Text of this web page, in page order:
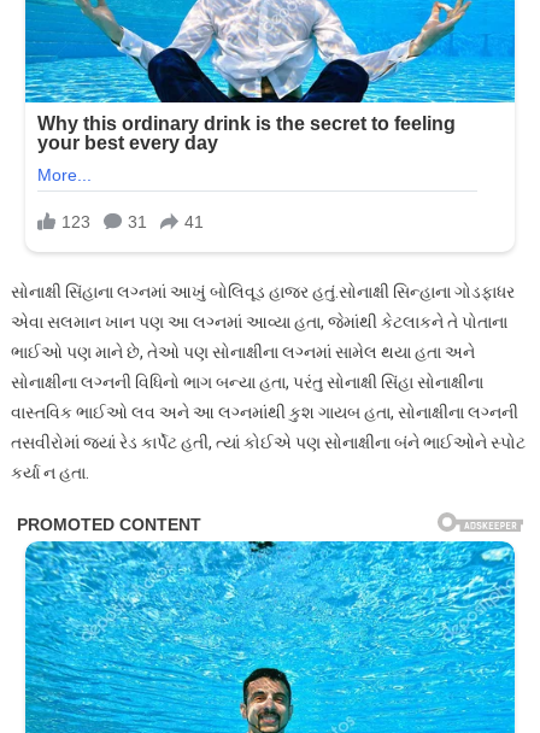
સોનાક્ષી સિંહાના લગ્નમાં આખું બોલિવૂડ હાજર હતું.સોનાક્ષી સિન્હાના ગોડફાધર
એવા સલમાન ખાન પણ આ લગ્નમાં આવ્યા હતા, જેમાંથી કેટલાકને તે પોતાના
ભાઈઓ પણ માને છે, તેઓ પણ સોનાક્ષીના લગ્નમાં સામેલ થયા હતા અને
સોનાક્ષીના લગ્નની વિધિનો ભાગ બન્યા હતા, પરંતુ સોનાક્ષી સિંહા સોનાક્ષીના
વાસ્તવિક ભાઈઓ લવ અને આ લગ્નમાંથી કુશ ગાયબ હતા, સોનાક્ષીના લગ્નની
તસવીરોમાં જ્યાં રેડ કાર્પેટ હતી, ત્યાં કોઈએ પણ સોનાક્ષીના બંને ભાઈઓને સ્પોટ
કર્યા ન હતા.